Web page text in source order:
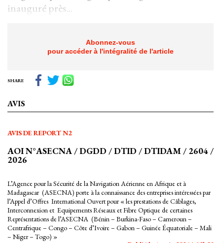
inauguré près...
Abonnez-vous
pour accéder à l'intégralité de l'article
SHARE
AVIS
AVIS DE REPORT N2
AOI N°ASECNA / DGDD / DTID / DTIDAM / 2604 /
2026
L’Agence pour la Sécurité de la Navigation Aérienne en Afrique et à
Madagascar (ASECNA) porte à la connaissance des entreprises intéressées par
l’Appel d’Offres International Ouvert pour « les prestations de Câblages,
Interconnexion et Equipements Réseaux et Fibre Optique de certaines
Représentations de l’ASECNA (Bénin – Burkina-Faso – Cameroun –
Centrafrique – Congo – Côte d’Ivoire – Gabon – Guinée Équatoriale – Mali
– Niger – Togo) »